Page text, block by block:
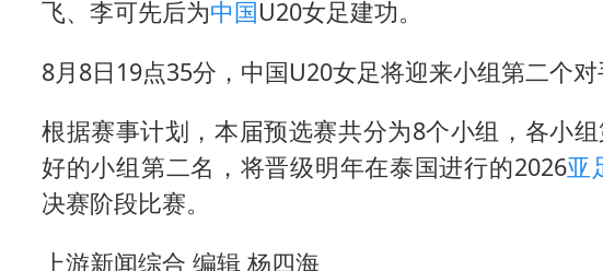
“空调24小时开着更省电”不实
“不建议大家买深色蛋糕”
70多岁父亲独自坐车到上海看望女儿
飞、李可先后为中国U20女足建功。
8月8日19点35分，中国U20女足将迎来小组第二个对
根据赛事计划，本届预选赛共分为8个小组，各小
好的小组第二名，将晋级明年在泰国进行的2026亚
决赛阶段比赛。
上游新闻综合 编辑 杨四海